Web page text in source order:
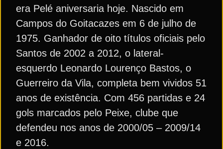
era Pelé aniversaria hoje. Nascido em
Campos do Goitacazes em 6 de julho de
1975. Ganhador de oito títulos oficiais pelo
Santos de 2002 a 2012, o lateral-
esquerdo Leonardo Lourenço Bastos, o
Guerreiro da Vila, completa bem vividos 51
anos de existência. Com 456 partidas e 24
gols marcados pelo Peixe, clube que
defendeu nos anos de 2000/05 – 2009/14
e 2016.